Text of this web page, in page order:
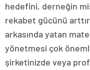
hedefini, derneğin
rekabet gücünü
arkasında yatan
yönetmesi çok
şirketinizde veya